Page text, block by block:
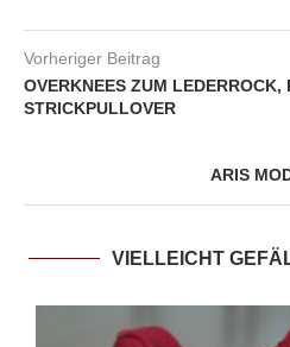
Vorheriger Beitrag
OVERKNEES ZUM LEDERROCK,
STRICKPULLOVER
ARIS
VIELLEICHT